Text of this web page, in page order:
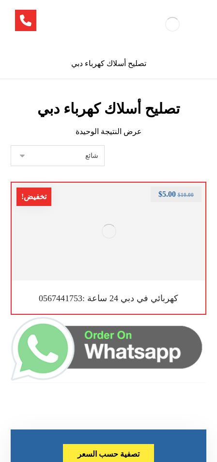
تصليح أسلاك كهرباء دبي
تصليح أسلاك كهرباء دبي
عرض النتيجة الوحيدة
تخفيض!
كهربائي في دبي 24 ساعة :0567441753
$10.00
$5.00
تصفية حسب السعر